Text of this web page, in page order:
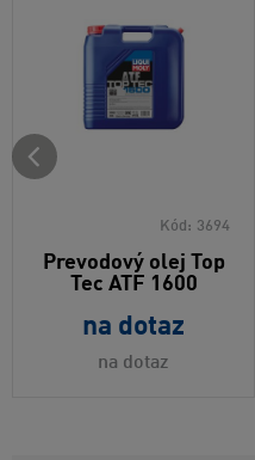
Kód: 3694
Prevodový olej Top
Tec ATF 1600
na dotaz
na dotaz